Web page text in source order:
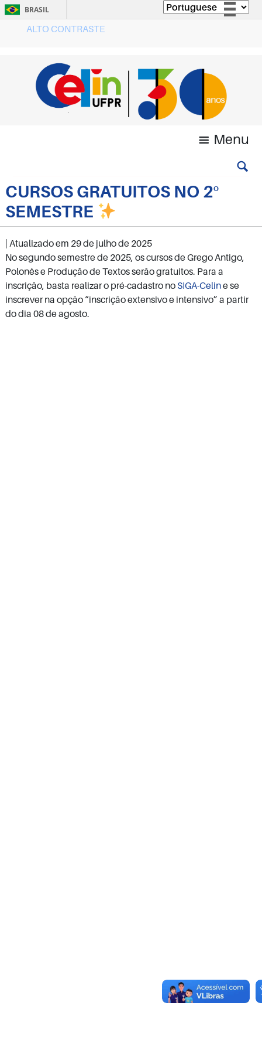
BRASIL
Acesso à informação
Legislação
Canais
ALTO CONTRASTE
Menu
CURSOS GRATUITOS NO 2º
SEMESTRE
| Atualizado em 29 de julho de 2025
No segundo semestre de 2025, os cursos de Grego Antigo,
Polonês e Produção de Textos serão gratuitos. Para a
inscrição, basta realizar o pré-cadastro no SIGA-Celine se
inscrever na opção “inscrição extensivo e intensivo” a partir
do dia 08 de agosto.